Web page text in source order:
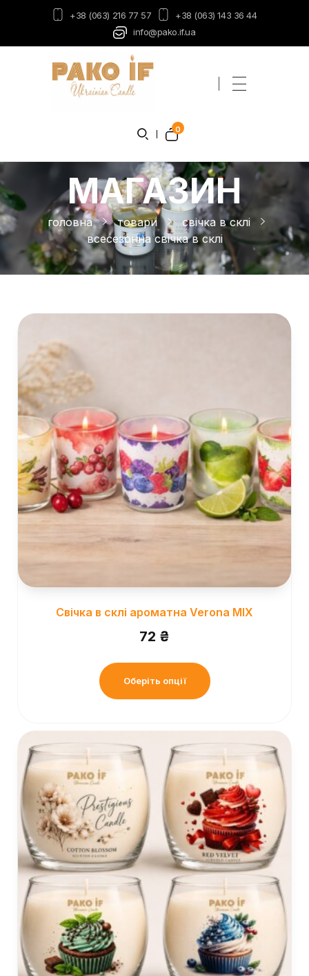
+38 (063) 216 77 57
+38 (063) 143 36 44
info@pako.if.ua
0
головна товари
свічка в склі
всесезонна свічка в склі
МАГАЗИН
Свічка в склі ароматна Verona MIX
72 ₴
Оберіть опції